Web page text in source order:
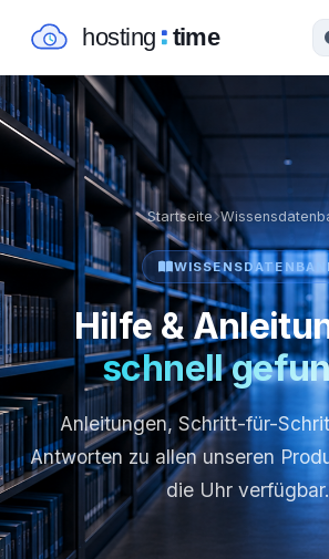
Startseite
Hilfe &
schnell
Anleitungen, Schritt-für-
Antworten zu allen unseren
die Uhr verfügbar.